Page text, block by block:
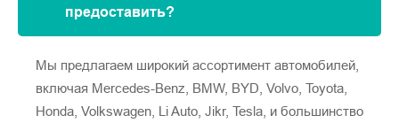
предоставить?
Мы предлагаем широкий ассортимент автомобилей,
включая Mercedes-Benz, BMW, BYD, Volvo, Toyota,
Honda, Volkswagen, Li Auto, Jikr, Tesla, и большинство